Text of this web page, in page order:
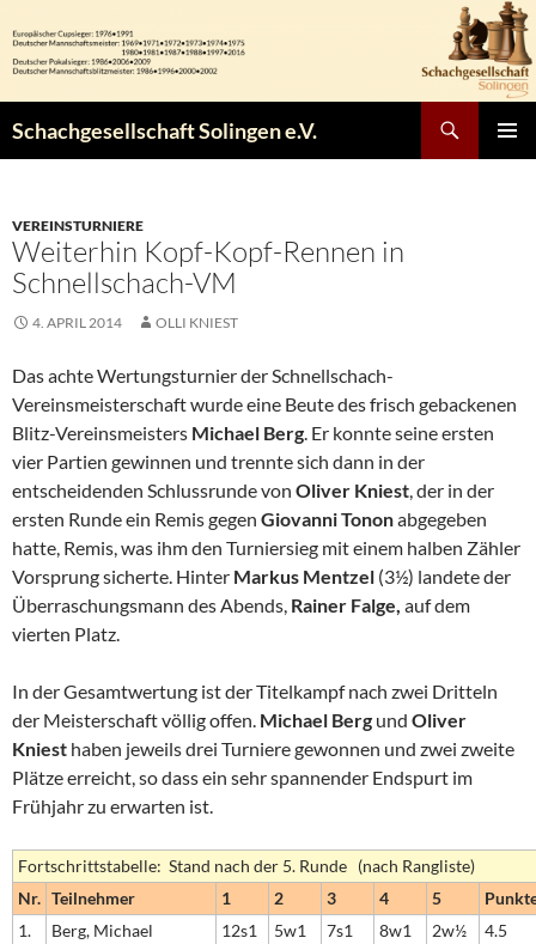
Inhalt
springen
Schachgesellschaft Solingen e.V.
VEREINSTURNIERE
Weiterhin Kopf-Kopf-Rennen in
Schnellschach-VM
4. APRIL 2014 OLLI KNIEST
Das achte Wertungsturnier der Schnellschach-
Vereinsmeisterschaft wurde eine Beute des frisch gebackenen
Blitz-Vereinsmeisters Michael Berg. Er konnte seine ersten
vier Partien gewinnen und trennte sich dann in der
entscheidenden Schlussrunde von Oliver Kniest, der in der
ersten Runde ein Remis gegen Giovanni Tononabgegeben
hatte, Remis, was ihm den Turniersieg mit einem halben Zähler
Vorsprung sicherte. Hinter Markus Mentzel (3½) landete der
Überraschungsmann des Abends, Rainer Falge, auf dem
vierten Platz.
In der Gesamtwertung ist der Titelkampf nach zwei Dritteln
der Meisterschaft völlig offen. Michael Berg und Oliver
Kniest haben jeweils drei Turniere gewonnen und zwei zweite
Plätze erreicht, so dass ein sehr spannender Endspurt im
Frühjahr zu erwarten ist.
Fortschrittstabelle: Stand nach der 5. Runde (nach Rangliste)
Nr. Teilnehmer 1 2 3 4 5
1.
Berg, Michael 12s1 5w1 7s1 8w1 2w½
4.5